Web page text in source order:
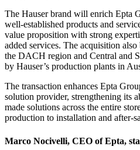
The Hauser brand will enrich Epta
well-established products and
value proposition with strong
added services. The acquisition
the DACH region and Central and
by Hauser’s production plants in
The transaction enhances Epta
solution provider, strengthening its
made solutions across the entire
production to installation and after-
Marco Nocivelli, CEO of Epta,